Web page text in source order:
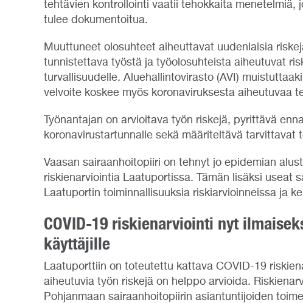
tehtävien kontrollointi vaatii tehokkaita menetelmiä,
tulee dokumentoitua.
Muuttuneet olosuhteet aiheuttavat uudenlaisia
tunnistettava työstä ja työolosuhteista aiheutuvat
turvallisuudelle. Aluehallintovirasto (AVI)
velvoite koskee myös koronaviruksesta aiheutuvaa
Työnantajan on arvioitava työn riskejä, pyrittävä
koronavirustartunnalle sekä määriteltävä tarvittavat
Vaasan sairaanhoitopiiri on tehnyt jo epidemian
riskienarviointia Laatuportissa. Tämän lisäksi useat
Laatuportin toiminnallisuuksia riskiarvioinneissa ja
COVID-19 riskienarviointi nyt
käyttäjille
Laatuporttiin on toteutettu kattava COVID-19
aiheutuvia työn riskejä on helppo arvioida.
Pohjanmaan sairaanhoitopiirin asiantuntijoiden